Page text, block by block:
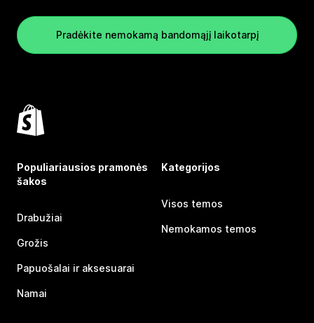
Pradėkite nemokamą bandomąjį laikotarpį
Populiariausios pramonės
šakos
Drabužiai
Grožis
Papuošalai ir aksesuarai
Namai
Kategorijos
Visos temos
Nemokamos temos